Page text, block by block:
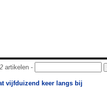
artikelen -
vijfduizend keer langs bij